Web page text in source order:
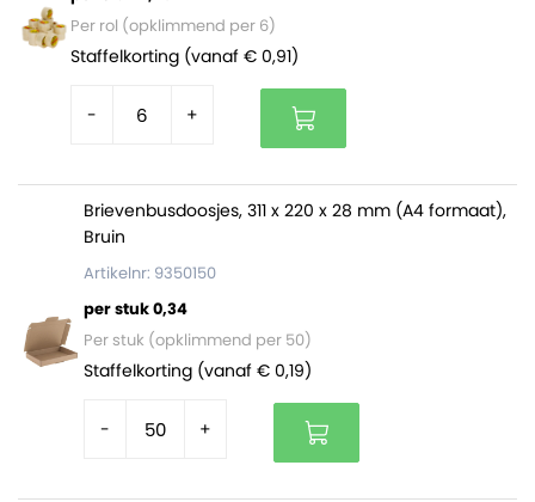
Wordt door Verpakkingsindustrie Veenendaal zelf
geproduceerd.
Per rol (opklimmend per 6)
Staffelkorting (vanaf € 0,91)
- +
Brievenbusdoosjes, 311 x 220 x 28 mm (A4 formaat),
Bruin
Artikelnr: 9350150
per stuk 0,34
Per stuk (opklimmend per 50)
Staffelkorting (vanaf € 0,19)
- +